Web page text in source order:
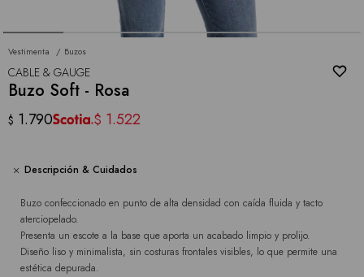
Vestimenta Buzos
CABLE & GAUGE
Buzo Soft - Rosa
$ 1.790 $ 1.522
Descripción & Cuidados
Buzo confeccionado en punto de alta densidad con caída fluida y tacto
aterciopelado.
Presenta un escote a la base que aporta un acabado limpio y prolijo.
Diseño liso y minimalista, sin costuras frontales visibles, lo que permite una
estética depurada.